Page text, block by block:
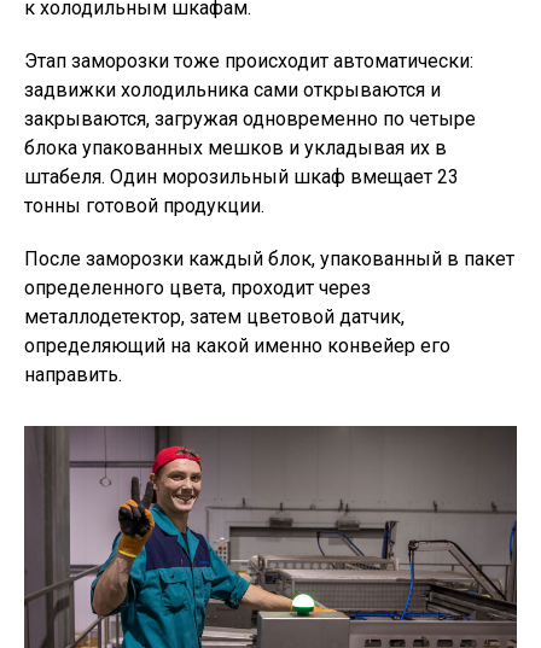
к холодильным шкафам.
Этап заморозки тоже происходит автоматически:
задвижки холодильника сами открываются и
закрываются, загружая одновременно по четыре
блока упакованных мешков и укладывая их в
штабеля. Один морозильный шкаф вмещает 23
тонны готовой продукции.
После заморозки каждый блок, упакованный в пакет
определенного цвета, проходит через
металлодетектор, затем цветовой датчик,
определяющий на какой именно конвейер его
направить.